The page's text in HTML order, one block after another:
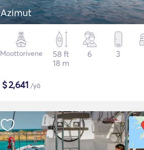
Azimut
Moottorivene
58 ft
18 m
6 3
$2,641 /yö